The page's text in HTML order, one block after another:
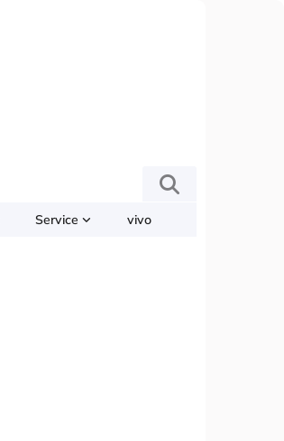
Service vivo